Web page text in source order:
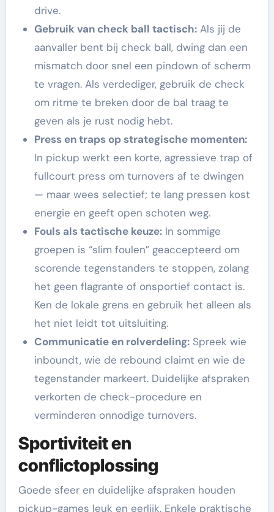
drive.
Gebruik van check ball tactisch:Als jij de
aanvaller bent bij check ball, dwing dan een
mismatch door snel een pindown of scherm
te vragen. Als verdediger, gebruik de check
om ritme te breken door de bal traag te
geven als je rust nodig hebt.
Press en traps op strategische momenten:
In pickup werkt een korte, agressieve trap of
fullcourt press om turnovers af te dwingen
— maar wees selectief; te lang pressen kost
energie en geeft open schoten weg.
Fouls als tactische keuze:In sommige
groepen is “slim foulen” geaccepteerd om
scorende tegenstanders te stoppen, zolang
het geen flagrante of onsportief contact is.
Ken de lokale grens en gebruik het alleen als
het niet leidt tot uitsluiting.
Communicatie en rolverdeling:Spreek wie
inboundt, wie de rebound claimt en wie de
tegenstander markeert. Duidelijke afspraken
verkorten de check-procedure en
verminderen onnodige turnovers.
Sportiviteit en
conflictoplossing
Goede sfeer en duidelijke afspraken houden
pickup-games leuk en eerlijk. Enkele praktische